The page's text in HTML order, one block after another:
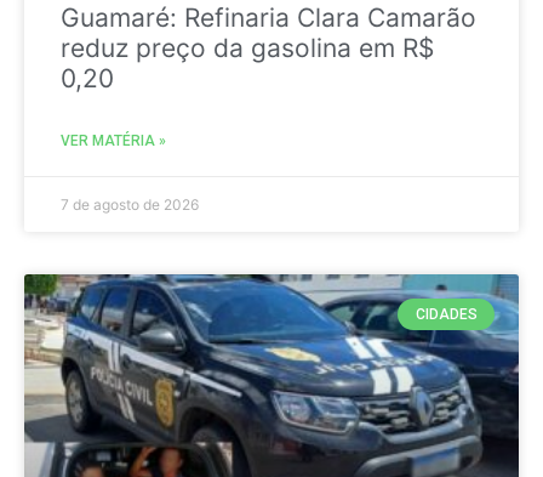
Guamaré: Refinaria Clara Camarão
reduz preço da gasolina em R$
0,20
VER MATÉRIA »
7 de agosto de 2026
CIDADES